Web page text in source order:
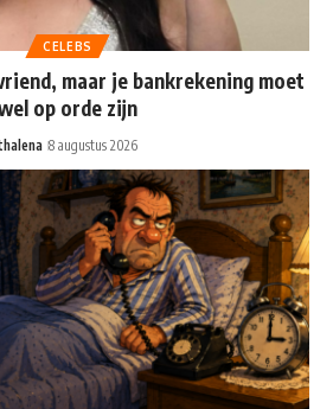
CELEBS
maar je bankrekening moet
op orde zijn
8 augustus 2026